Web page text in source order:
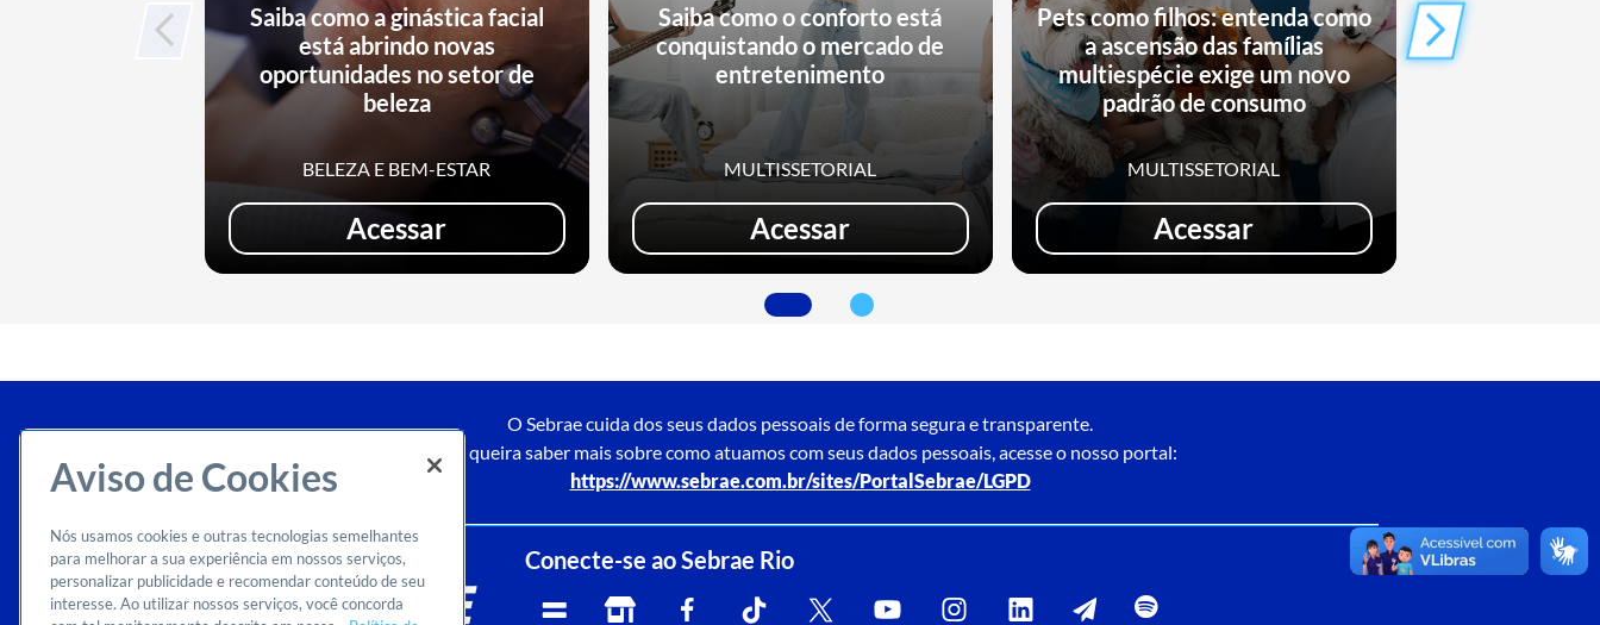
Saiba como a ginástica facial
está abrindo novas
oportunidades no setor de
beleza
BELEZA E BEM-ESTAR
Acessar
Saiba como o conforto está
conquistando o mercado de
entretenimento
MULTISSETORIAL
Acessar
Pets como filhos: entenda como
a ascensão das famílias
multiespécie exige um novo
padrão de consumo
MULTISSETORIAL
Acessar
cohousing
O Sebrae cuida dos seus dados pessoais de forma segura e transparente.
Caso queira saber mais sobre como atuamos com seus dados pessoais, acesse o nosso portal:
https://www.sebrae.com.br/sites/PortalSebrae/LGPD
Conecte-se ao Sebrae Rio
Aviso de Cookies
Nós usamos cookies e outras tecnologias semelhantes
para melhorar a sua experiência em nossos serviços,
personalizar publicidade e recomendar conteúdo de seu
interesse. Ao utilizar nossos serviços, você concorda